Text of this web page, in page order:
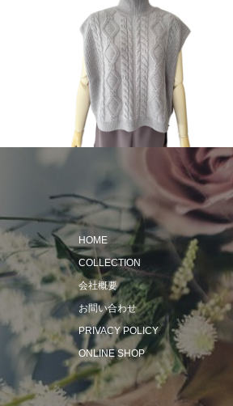
2023 Autumn & Winter
HOME
COLLECTION
会社概要
お問い合わせ
PRIVACY POLICY
ONLINE SHOP